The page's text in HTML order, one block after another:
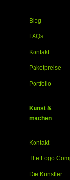
Blog
FAQs
Kontakt
Paketpreise
Portfolio
Kunst &
machen
Kontakt
The Logo
Die Künstler